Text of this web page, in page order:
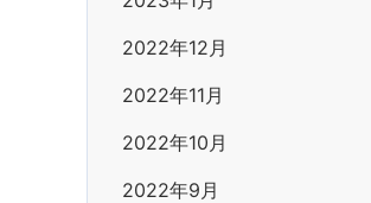
2022年12月
2022年11月
2022年10月
2022年9月